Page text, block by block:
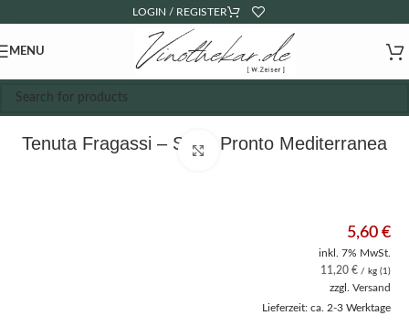
LOGIN / REGISTER
MENU
Tenuta Fragassi – Sugo Pronto Mediterranea
Click to enlarge
5,60 €
inkl. 7% MwSt.
11,20 € / kg (1)
zzgl. Versand
Lieferzeit: ca. 2-3 Werktage